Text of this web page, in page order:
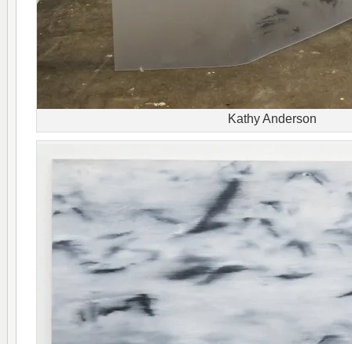
Kathy Anderson